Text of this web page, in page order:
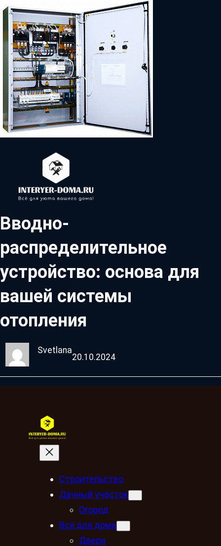
Вводно-
распределительное
устройство: основа для
вашей системы
отопления
Svetlana
20.10.2024
Строительство
Дачный участок
Огород
Всё для дома
Двери